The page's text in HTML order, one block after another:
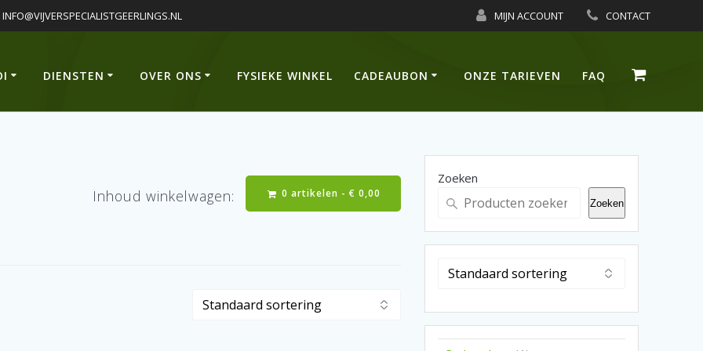
INFO@VIJVERSPECIALISTGEERLINGS.NL MIJN ACCOUNT CONTACT
DIENSTEN OVER ONS FYSIEKE WINKEL CADEAUBON ONZE TARIEVEN FAQ
Inhoud winkelwagen: 0 artikelen -€ 0,00
Zoeken
Zoeken